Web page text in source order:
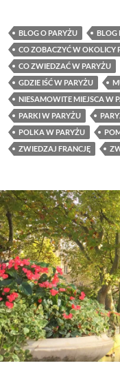
BLOG O PARYŻU
BLOG
CO ZOBACZYĆ W OKOLICY
CO ZWIEDZAĆ W PARYŻU
GDZIE IŚĆ W PARYŻU
NIESAMOWITE MIEJSCA W
PARKI W PARYŻU
POLKA W PARYŻU
ZWIEDZAJ FRANCJĘ